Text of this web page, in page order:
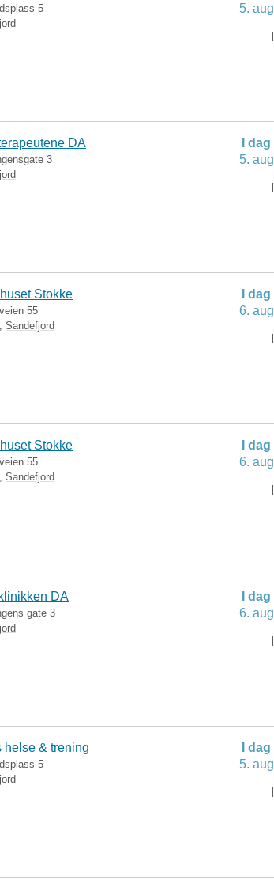
5
5. aug
DA
3
I dag
5. aug
Stokke
55
Sandefjord
I dag
6. aug
Stokke
55
Sandefjord
I dag
6. aug
DA
gate 3
I dag
6. aug
helse & trening
5
I dag
5. aug